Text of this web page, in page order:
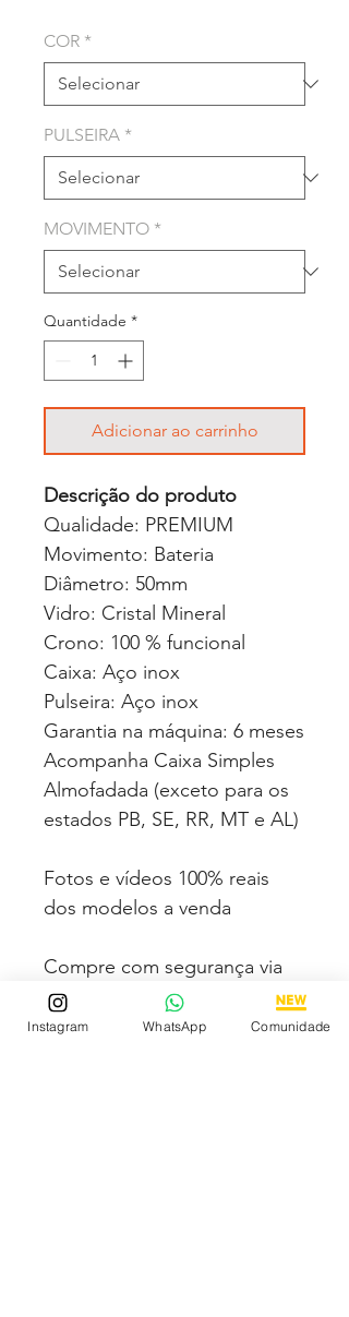
COR *
PULSEIRA *
MOVIMENTO *
Quantidade *
Adicionar ao carrinho
Descrição do produto
Qualidade: PREMIUM
Movimento: Bateria
Diâmetro: 50mm
Vidro: Cristal Mineral
Crono: 100 % funcional
Caixa: Aço inox
Pulseira: Aço inox
Garantia na máquina: 6 meses
Acompanha Caixa Simples
Almofadada (exceto para os
estados PB, SE, RR, MT e AL)
Fotos e vídeos 100% reais
dos modelos a venda
Compre com segurança via
PAGSEGURO podendo
parcelar em até 12x no cartão
Instagram WhatsApp Comunidade